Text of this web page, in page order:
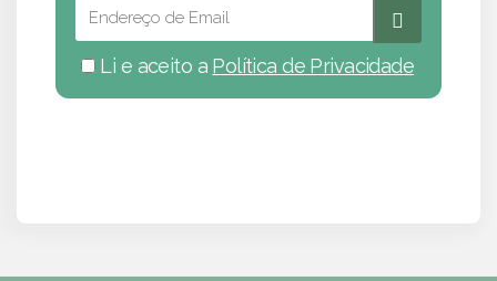
Li e aceito a Política de Privacidade